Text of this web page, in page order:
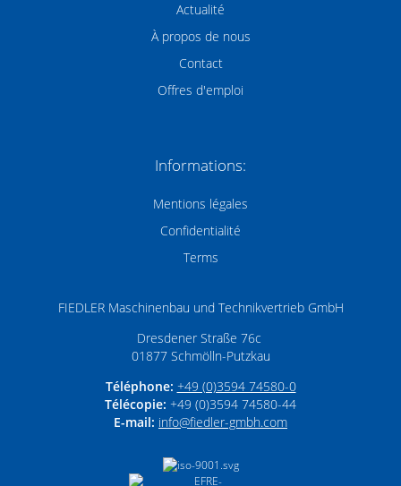
Actualité
À propos de nous
Contact
Offres d'emploi
Informations:
Mentions légales
Confidentialité
Terms
FIEDLER Maschinenbau und Technikvertrieb GmbH
Dresdener Straße 76c
01877 Schmölln-Putzkau
Téléphone: +49 (0)3594 74580-0
Télécopie: +49 (0)3594 74580-44
E-mail: info­@­fiedler-gmbh­.­com